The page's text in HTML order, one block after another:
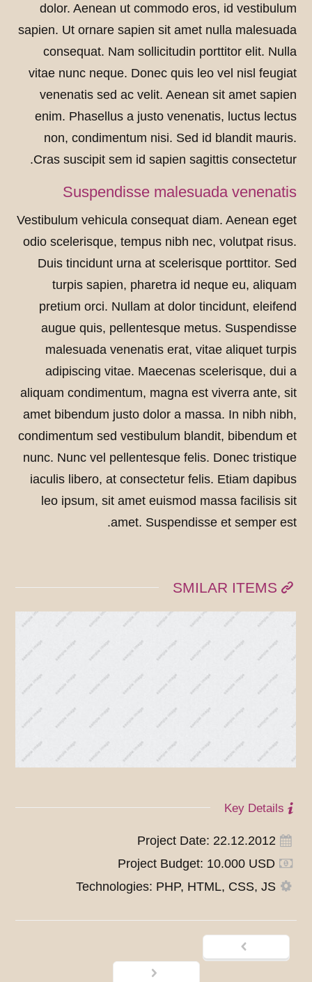
dolor. Aenean ut commodo eros, id vestibulum
sapien. Ut ornare sapien sit amet nulla malesuada
consequat. Nam sollicitudin porttitor elit. Nulla
vitae nunc neque. Donec quis leo vel nisl feugiat
venenatis sed ac velit. Aenean sit amet sapien
enim. Phasellus a justo venenatis, luctus lectus
non, condimentum nisi. Sed id blandit mauris.
Cras suscipit sem id sapien sagittis consectetur.
Suspendisse malesuada venenatis
Vestibulum vehicula consequat diam. Aenean eget
odio scelerisque, tempus nibh nec, volutpat risus.
Duis tincidunt urna at scelerisque porttitor. Sed
turpis sapien, pharetra id neque eu, aliquam
pretium orci. Nullam at dolor tincidunt, eleifend
augue quis, pellentesque metus. Suspendisse
malesuada venenatis erat, vitae aliquet turpis
adipiscing vitae. Maecenas scelerisque, dui a
aliquam condimentum, magna est viverra ante, sit
amet bibendum justo dolor a massa. In nibh nibh,
condimentum sed vestibulum blandit, bibendum et
nunc. Nunc vel pellentesque felis. Donec tristique
iaculis libero, at consectetur felis. Etiam dapibus
leo ipsum, sit amet euismod massa facilisis sit
amet. Suspendisse et semper est.
Project Date: 22.12.2012
Project Budget: 10.000 USD
Technologies: PHP, HTML, CSS, JS